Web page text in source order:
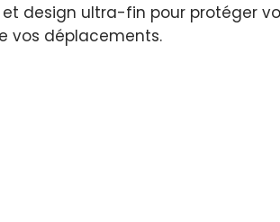
design ultra-fin pour protéger
vos déplacements.